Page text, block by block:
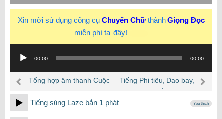
Xin mời sử dụng công cụ Chuyển Chữthành Giọng Đọc
miễn phí tại đây!
phát
âm
thanh
00:00 00:00
Tổng hợp âm thanh Cuộc
dụng
Tiếng Phi tiêu, Dao bay,
Tiếng súng Laze bắn 1 phát Yêu thích